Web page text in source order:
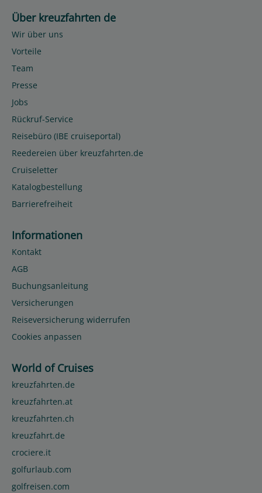
Über kreuzfahrten de
Wir über uns
Vorteile
Team
Presse
Jobs
Rückruf-Service
Reisebüro (IBE cruiseportal)
Reedereien über kreuzfahrten.de
Cruiseletter
Katalogbestellung
Barrierefreiheit
Informationen
Kontakt
AGB
Buchungsanleitung
Versicherungen
Reiseversicherung widerrufen
Cookies anpassen
World of Cruises
kreuzfahrten.de
kreuzfahrten.at
kreuzfahrten.ch
kreuzfahrt.de
crociere.it
golfurlaub.com
golfreisen.com